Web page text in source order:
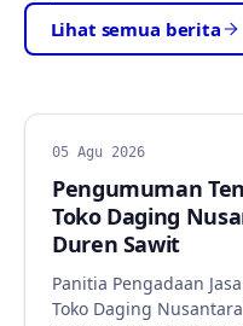
Lihat semua berita
BERITA
05 Agu 2026
Pengumuman
Toko Daging
Duren Sawit
Panitia Pengadaan
Toko Daging